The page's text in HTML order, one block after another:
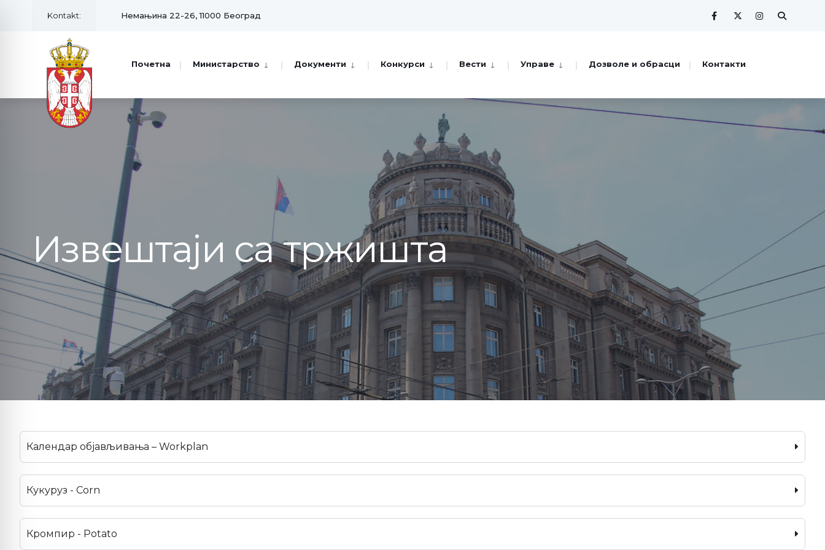
Kontakt: Немањина 22-26, 11000 Београд
Почетна Министарство Документи Конкурси Вести Управе Дозволе и обрасци Контакти
Извештаји са тржишта
Календар објављивања – Workplan
Кукуруз - Corn
Кромпир - Potato